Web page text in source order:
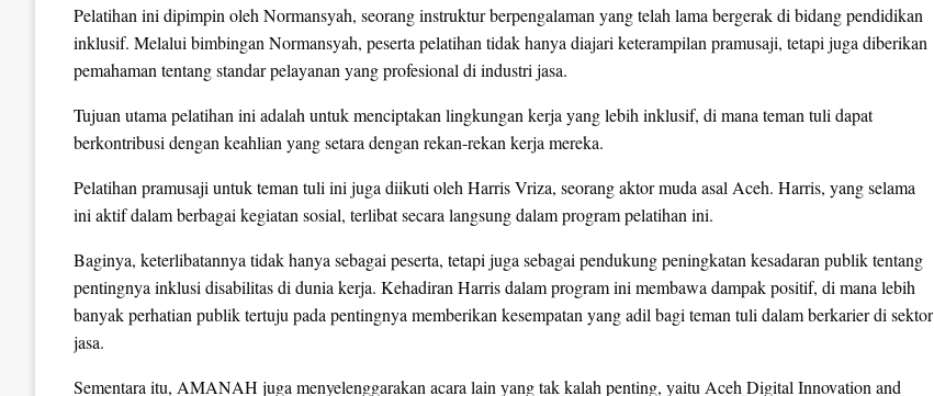
Pelatihan ini dipimpin oleh Normansyah, seorang instruktur berpengalaman yang telah lama bergerak di bidang pendidikan
inklusif. Melalui bimbingan Normansyah, peserta pelatihan tidak hanya diajari keterampilan pramusaji, tetapi juga diberikan
pemahaman tentang standar pelayanan yang profesional di industri jasa.
Tujuan utama pelatihan ini adalah untuk menciptakan lingkungan kerja yang lebih inklusif, di mana teman tuli dapat
berkontribusi dengan keahlian yang setara dengan rekan-rekan kerja mereka.
Pelatihan pramusaji untuk teman tuli ini juga diikuti oleh Harris Vriza, seorang aktor muda asal Aceh. Harris, yang selama
ini aktif dalam berbagai kegiatan sosial, terlibat secara langsung dalam program pelatihan ini.
Baginya, keterlibatannya tidak hanya sebagai peserta, tetapi juga sebagai pendukung peningkatan kesadaran publik tentang
pentingnya inklusi disabilitas di dunia kerja. Kehadiran Harris dalam program ini membawa dampak positif, di mana lebih
banyak perhatian publik tertuju pada pentingnya memberikan kesempatan yang adil bagi teman tuli dalam berkarier di sektor
jasa.
Sementara itu, AMANAH juga menyelenggarakan acara lain yang tak kalah penting, yaitu Aceh Digital Innovation and